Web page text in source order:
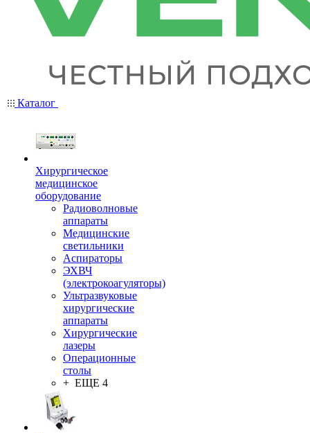
Каталог
Хирургическое
медицинское
оборудование
Радиоволновые
аппараты
Медицинские
светильники
Аспираторы
ЭХВЧ
(электрокоагуляторы)
Ультразвуковые
хирургические
аппараты
Хирургические
лазеры
Операционные
столы
+ ЕЩЕ 4